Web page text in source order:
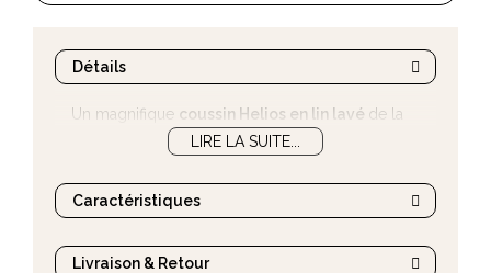
Détails
Un magnifique coussin Helios en lin lavé de la
Vent du Sud...
LIRE LA SUITE...
Caractéristiques
Livraison & Retour